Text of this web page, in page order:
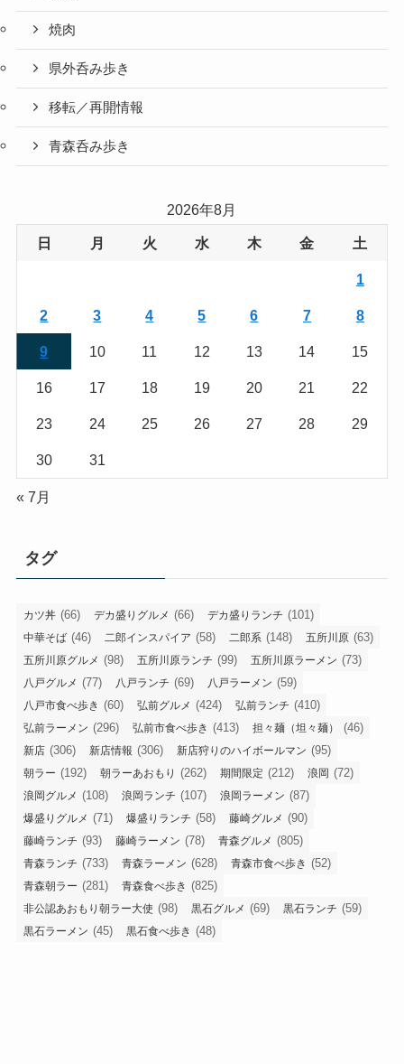
焼肉
県外呑み歩き
移転／再開情報
青森呑み歩き
2026年8月
日 月 火 水 木 金 土
1
2 3 4 5 6 7 8
9 10 11 12 13 14 15
16 17 18 19 20 21 22
23 24 25 26 27 28 29
30 31
« 7月
タグ
カツ丼 (66) デカ盛りグルメ (66) デカ盛りランチ (101)
中華そば (46) 二郎インスパイア (58) 二郎系 (148) 五所川原 (63)
五所川原グルメ (98) 五所川原ランチ (99) 五所川原ラーメン (73)
八戸グルメ (77) 八戸ランチ (69) 八戸ラーメン (59)
八戸市食べ歩き (60) 弘前グルメ (424) 弘前ランチ (410)
弘前ラーメン (296) 弘前市食べ歩き (413) 担々麺（坦々麺） (46)
新店 (306) 新店情報 (306) 新店狩りのハイボールマン (95)
朝ラー (192) 朝ラーあおもり (262) 期間限定 (212) 浪岡 (72)
浪岡グルメ (108) 浪岡ランチ (107) 浪岡ラーメン (87)
爆盛りグルメ (71) 爆盛りランチ (58) 藤崎グルメ (90)
藤崎ランチ (93) 藤崎ラーメン (78) 青森グルメ (805)
青森ランチ (733) 青森ラーメン (628) 青森市食べ歩き (52)
青森朝ラー (281) 青森食べ歩き (825)
非公認あおもり朝ラー大使 (98) 黒石グルメ (69) 黒石ランチ (59)
黒石ラーメン (45) 黒石食べ歩き (48)